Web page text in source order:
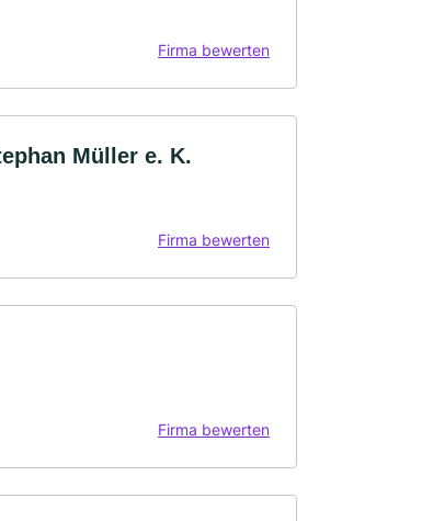
Firma bewerten
Müller e. K.
Firma bewerten
Firma bewerten